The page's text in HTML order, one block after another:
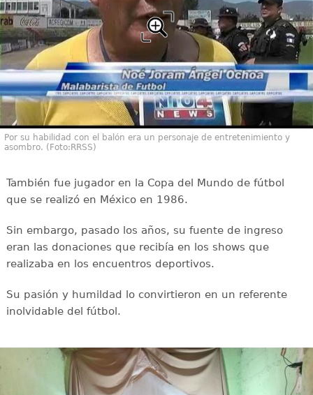
Por su habilidad con el balón era un personaje de entretenimiento y
asombro. (Foto:RRSS)
También fue jugador en la Copa del Mundo de fútbol
que se realizó en México en 1986.
Sin embargo, pasado los años, su fuente de ingreso
eran las donaciones que recibía en los shows que
realizaba en los encuentros deportivos.
Su pasión y humildad lo convirtieron en un referente
inolvidable del fútbol.